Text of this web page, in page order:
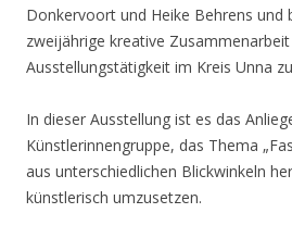
Donkervoort und Heike Behrens und
zweijährige kreative
Ausstellungstätigkeit im Kreis Unna
In dieser Ausstellung ist es das
Künstlerinnengruppe, das Thema
aus unterschiedlichen Blickwinkeln
künstlerisch umzusetzen.